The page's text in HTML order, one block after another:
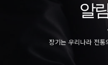
알
장기는 우리나라 전